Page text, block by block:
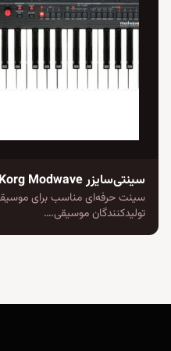
سینتی‌سایزر Korg Modwave
سینت حرفه‌ای مناسب برای
تولیدکنندگان موسیقی.…